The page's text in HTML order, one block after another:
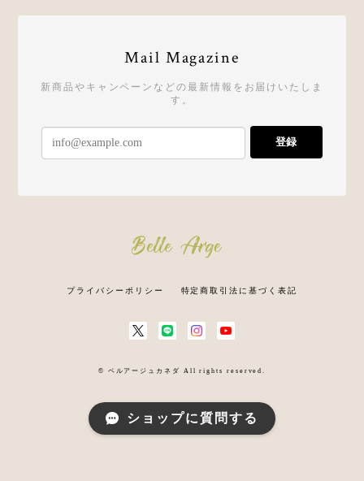
Mail Magazine
新商品やキャンペーンなどの最新情報をお届けいたしま
す。
登録
プライバシーポリシー 特定商取引法に基づく表記
© ベルアージュカネダ All rights reserved.
ショップに質問する